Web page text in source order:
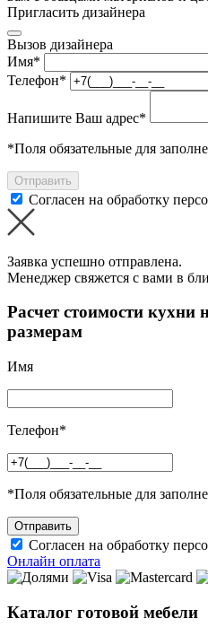
Пригласить дизайнера
Вызов дизайнера
Имя*
Телефон*
Напишите Ваш адрес*
*Поля обязательные для
Отправить
Согласен на обработку
Заявка успешно отправлена.
Менеджер свяжется с вами в
Расчет стоимости
размерам
Имя
Телефон*
*Поля обязательные для
Согласен на обработку
Онлайн оплата
Каталог готовой мебели